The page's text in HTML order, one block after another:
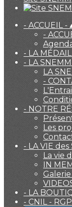
- ACCUEIL -
-
- LA
- LA
LA
-
- NOTRE
Les
- LA VIE des
La vie
IN
- LA
- CNIL -